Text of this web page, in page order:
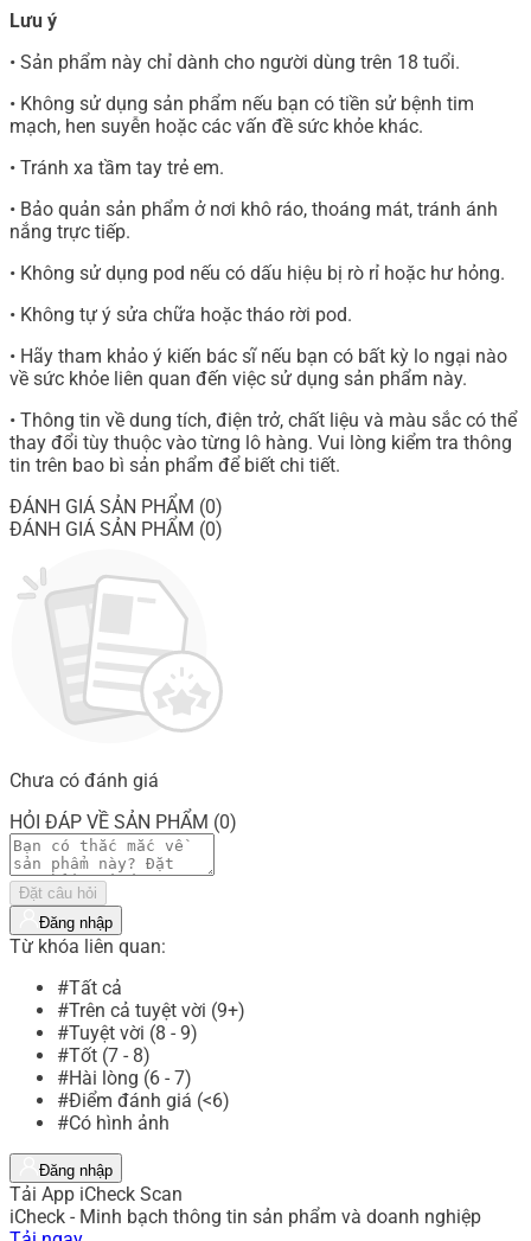
Lưu ý
• Sản phẩm này chỉ dành cho người dùng trên 18 tuổi.
• Không sử dụng sản phẩm nếu bạn có tiền sử bệnh tim
mạch, hen suyễn hoặc các vấn đề sức khỏe khác.
• Tránh xa tầm tay trẻ em.
• Bảo quản sản phẩm ở nơi khô ráo, thoáng mát, tránh ánh
nắng trực tiếp.
• Không sử dụng pod nếu có dấu hiệu bị rò rỉ hoặc hư hỏng.
• Không tự ý sửa chữa hoặc tháo rời pod.
• Hãy tham khảo ý kiến bác sĩ nếu bạn có bất kỳ lo ngại nào
về sức khỏe liên quan đến việc sử dụng sản phẩm này.
• Thông tin về dung tích, điện trở, chất liệu và màu sắc có thể
thay đổi tùy thuộc vào từng lô hàng. Vui lòng kiểm tra thông
tin trên bao bì sản phẩm để biết chi tiết.
ĐÁNH GIÁ SẢN PHẨM (0)
ĐÁNH GIÁ SẢN PHẨM (0)
Chưa có đánh giá
HỎI ĐÁP VỀ SẢN PHẨM (0)
Đặt câu hỏi
Đăng nhập
Từ khóa liên quan:
#Tất cả
#Trên cả tuyệt vời (9+)
#Tuyệt vời (8 - 9)
#Tốt (7 - 8)
#Hài lòng (6 - 7)
#Điểm đánh giá (<6)
#Có hình ảnh
Đăng nhập
Tải App iCheck Scan
iCheck - Minh bạch thông tin sản phẩm và doanh nghiệp